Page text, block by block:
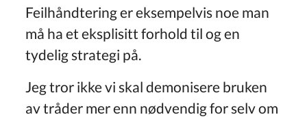
Feilhåndtering er eksempelvis noe man
må ha et eksplisitt forhold til og en
tydelig strategi på.
Jeg tror ikke vi skal demonisere bruken
av tråder mer enn nødvendig for selv om